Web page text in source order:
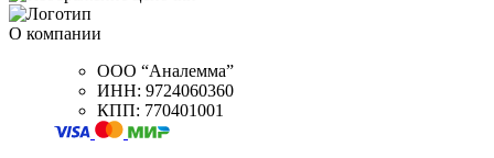
О компании
ООО “Аналемма”
ИНН: 9724060360
КПП: 770401001